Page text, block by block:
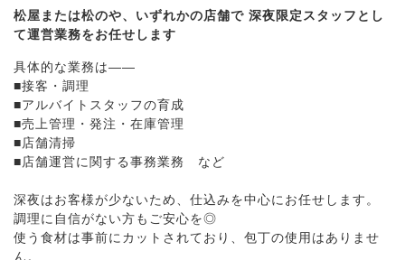
松屋または松のや、いずれかの店舗で 深夜限定スタッフとし
て運営業務をお任せします
具体的な業務は――
■接客・調理
■アルバイトスタッフの育成
■売上管理・発注・在庫管理
■店舗清掃
■店舗運営に関する事務業務 など
深夜はお客様が少ないため、仕込みを中心にお任せします。
調理に自信がない方もご安心を◎
使う食材は事前にカットされており、包丁の使用はありませ
ん。